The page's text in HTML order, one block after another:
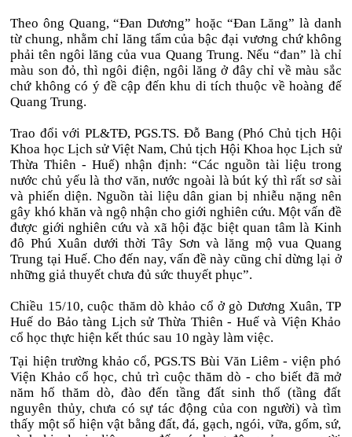
Theo ông Quang, “Đan Dương” hoặc “Đan Lăng” là danh
từ chung, nhằm chỉ lăng tẩm của bậc đại vương chứ không
phải tên ngôi lăng của vua Quang Trung. Nếu “đan” là chỉ
màu son đỏ, thì ngôi điện, ngôi lăng ở đây chỉ về màu sắc
chứ không có ý đề cập đến khu di tích thuộc về hoàng đế
Quang Trung.
Trao đổi với PL&TĐ, PGS.TS. Đỗ Bang (Phó Chủ tịch Hội
Khoa học Lịch sử Việt Nam, Chủ tịch Hội Khoa học Lịch sử
Thừa Thiên - Huế) nhận định: “Các nguồn tài liệu trong
nước chủ yếu là thơ văn, nước ngoài là bút ký thì rất sơ sài
và phiến diện. Nguồn tài liệu dân gian bị nhiễu nặng nên
gây khó khăn và ngộ nhận cho giới nghiên cứu. Một vấn đề
được giới nghiên cứu và xã hội đặc biệt quan tâm là Kinh
đô Phú Xuân dưới thời Tây Sơn và lăng mộ vua Quang
Trung tại Huế. Cho đến nay, vấn đề này cũng chỉ dừng lại ở
những giả thuyết chưa đủ sức thuyết phục”.
Chiều 15/10, cuộc thăm dò khảo cổ ở gò Dương Xuân, TP
Huế do Bảo tàng Lịch sử Thừa Thiên - Huế và Viện Khảo
cổ học thực hiện kết thúc sau 10 ngày làm việc.
Tại hiện trường khảo cổ, PGS.TS Bùi Văn Liêm - viện phó
Viện Khảo cổ học, chủ trì cuộc thăm dò - cho biết đã mở
năm hố thăm dò, đào đến tầng đất sinh thổ (tầng đất
nguyên thủy, chưa có sự tác động của con người) và tìm
thấy một số hiện vật bằng đất, đá, gạch, ngói, vữa, gốm, sứ,